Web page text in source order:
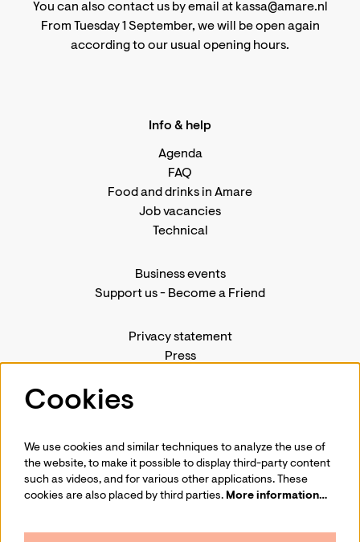
You can also contact us by email at kassa@amare.nl
From Tuesday 1 September, we will be open again
according to our usual opening hours.
Info & help
Agenda
FAQ
Food and drinks in Amare
Job vacancies
Technical
Business events
Support us- Become a Friend
Privacy statement
Press
Follow us
Cookies
We use cookies and similar techniques to analyze the use of
the website, to make it possible to display third-party content
such as videos, and for various other applications. These
cookies are also placed by third parties. More information…